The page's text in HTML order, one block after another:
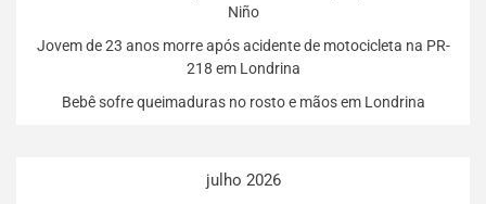
Niño
Jovem de 23 anos morre após acidente de motocicleta na PR-
218 em Londrina
Bebê sofre queimaduras no rosto e mãos em Londrina
julho 2026